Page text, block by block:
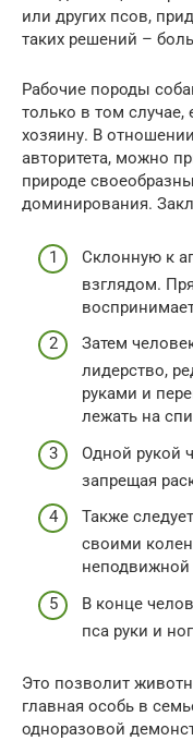
или других псов,
таких решений –
Рабочие породы
только в том
хозяину. В
авторитета, можно
природе
доминирования.
Склонную к
взглядом.
Затем
лидерство,
руками и
лежать на
Одной рукой
запрещая
Также
своими
В конце
пса руки и
Это позволит
главная особь в
одноразовой